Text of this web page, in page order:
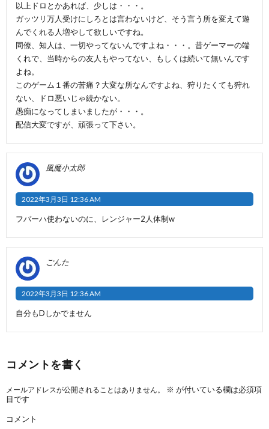
以上ドロとかあれば、少しは・・・。
ガッツリ万人受けにしろとは言わないけど、そう言う所を変えて遊
んでくれる人増やして欲しいですね。
同僚、知人は、一切やってないんですよね・・・。昔ゲーマーの端
くれで、当時からの友人もやってない、もしくは続いて無いんです
よね。
このゲーム１番の苦痛？大変な所なんですよね、狩りたくても狩れ
ない、ドロ悪いじゃ続かない。
愚痴になってしまいましたが・・・。
配信大変ですが、頑張って下さい。
風魔小太郎
2022年3月3日 12:36 AM
フバーハ使わないのに、レンジャー2人体制w
ごんた
2022年3月3日 12:36 AM
自分もDしかでません
コメントを書く
メールアドレスが公開されることはありません。 ※ が付いている欄は必須項
目です
コメント